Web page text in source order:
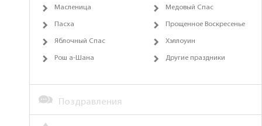
Масленица Медовый Спас
Пасха Прощенное Воскресенье
Яблочный Спас Хэллоуин
Рош а-Шана Другие праздники
Поздравления